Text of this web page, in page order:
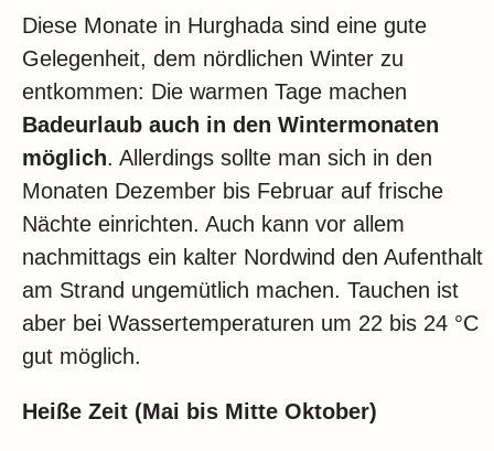
Diese Monate in Hurghada sind eine gute
Gelegenheit, dem nördlichen Winter zu
entkommen: Die warmen Tage machen
Badeurlaub auch in den Wintermonaten
möglich. Allerdings sollte man sich in den
Monaten Dezember bis Februar auf frische
Nächte einrichten. Auch kann vor allem
nachmittags ein kalter Nordwind den Aufenthalt
am Strand ungemütlich machen. Tauchen ist
aber bei Wassertemperaturen um 22 bis 24 °C
gut möglich.
Heiße Zeit (Mai bis Mitte Oktober)